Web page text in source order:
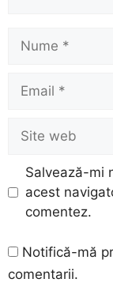
Nume
Email
Site
web
Salvează-mi
acest
comentez.
Notifică-mă
comentarii.